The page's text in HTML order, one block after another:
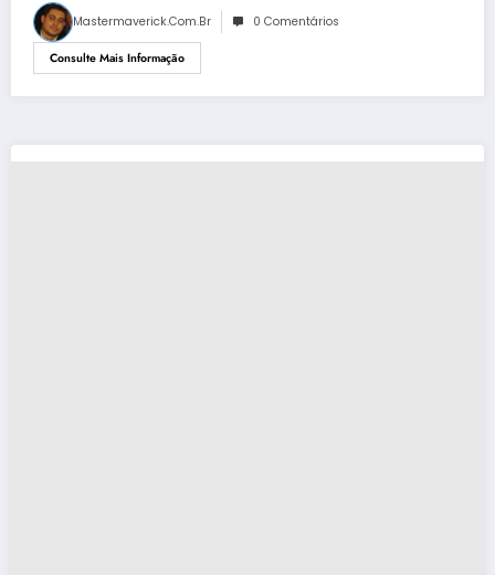
Mastermaverick.com.br 0 Comentários
Consulte Mais Informação